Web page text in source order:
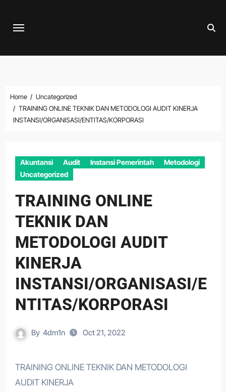
Home
Uncategorized
TRAINING ONLINE TEKNIK DAN METODOLOGI AUDIT KINERJA
INSTANSI/ORGANISASI/ENTITAS/KORPORASI
Akuntansi Audit Instansi Pemerintah
Metodologi
Uncategorized
TRAINING ONLINE
TEKNIK DAN
METODOLOGI AUDIT
KINERJA
INSTANSI/ORGANISASI/E
NTITAS/KORPORASI
By 4dm1n Oct 21, 2022
TRAINING ONLINE TEKNIK DAN METODOLOGI
AUDIT KINERJA